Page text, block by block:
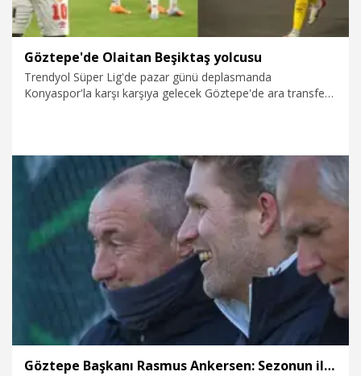
Göztepe'de Olaitan Beşiktaş yolcusu
Trendyol Süper Lig'de pazar günü deplasmanda
Konyaspor'la karşı karşıya gelecek Göztepe'de ara transfer
bağlayan sarı-kırmızılılarda orta saha Rhaldney de takımdan
ayrıldı. Brezilyalı oyuncu Portekiz Premier Lig ekibi
Alverca'ya kiralandı. Alverca, Rhaldney transferini resmen
duyurdu.
3.02.2026 Spor
Göztepe Başkanı Rasmus Ankersen: Sezonun ilk yarısını harika geçirdik